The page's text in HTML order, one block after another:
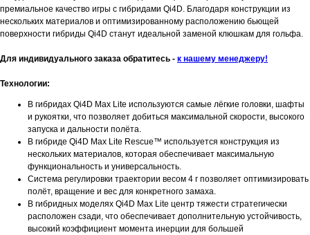
премиальное качество игры с гибридами Qi4D. Благодаря конструкции из
нескольких материалов и оптимизированному расположению бьющей
поверхности гибриды Qi4D станут идеальной заменой клюшкам для гольфа.
Для индивидуального заказа обратитесь - к нашему менеджеру!
Технологии:
В гибридах Qi4D Max Lite используются самые лёгкие головки, шафты
и рукоятки, что позволяет добиться максимальной скорости, высокого
запуска и дальности полёта.
В гибриде Qi4D Max Lite Rescue™ используется конструкция из
нескольких материалов, которая обеспечивает максимальную
функциональность и универсальность.
Система регулировки траектории весом 4 г позволяет оптимизировать
полёт, вращение и вес для конкретного замаха.
В гибридных моделях Qi4D Max Lite центр тяжести стратегически
расположен сзади, что обеспечивает дополнительную устойчивость,
высокий коэффициент момента инерции для большей